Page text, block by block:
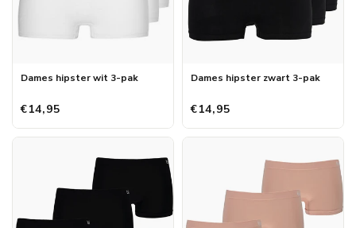
Dames hipster wit 3-pak
€14,95
Dames hipster zwart 3-pak
€14,95